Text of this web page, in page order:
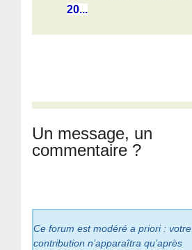
20...
Un message, un
commentaire ?
Ce forum est modéré a priori : votre
contribution n’apparaîtra qu’après